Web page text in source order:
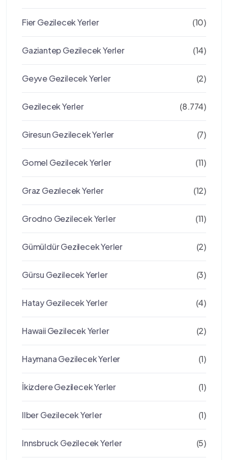
Fier Gezilecek Yerler (10)
Gaziantep Gezilecek Yerler (14)
Geyve Gezilecek Yerler (2)
Gezilecek Yerler (8.774)
Giresun Gezilecek Yerler (7)
Gomel Gezilecek Yerler (11)
Graz Gezılecek Yerler (12)
Grodno Gezilecek Yerler (11)
Gümüldür Gezilecek Yerler (2)
Gürsu Gezilecek Yerler (3)
Hatay Gezilecek Yerler (4)
Hawaii Gezilecek Yerler (2)
Haymana Gezilecek Yerler (1)
İkizdere Gezilecek Yerler (1)
Ilber Gezilecek Yerler (1)
Innsbruck Gezilecek Yerler (5)